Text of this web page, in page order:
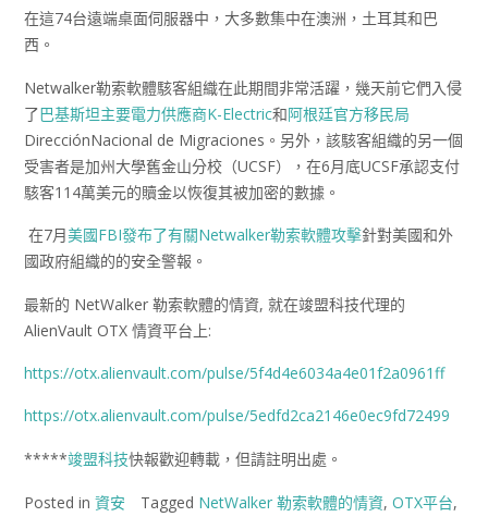
在這74台遠端桌面伺服器中，大多數集中在澳洲，土耳其和巴
西。
Netwalker勒索軟體駭客組織在此期間非常活躍，幾天前它們入侵
了巴基斯坦主要電力供應商K-Electric和阿根廷官方移民局
DirecciónNacional de Migraciones。另外，該駭客組織的另一個
受害者是加州大學舊金山分校（UCSF），在6月底UCSF承認支付
駭客114萬美元的贖金以恢復其被加密的數據。
在7月美國FBI發布了有關Netwalker勒索軟體攻擊針對美國和外
國政府組織的的安全警報。
最新的 NetWalker 勒索軟體的情資, 就在竣盟科技代理的
AlienVault OTX 情資平台上:
https://otx.alienvault.com/pulse/5f4d4e6034a4e01f2a0961ff
https://otx.alienvault.com/pulse/5edfd2ca2146e0ec9fd72499
*****竣盟科技快報歡迎轉載，但請註明出處。
Posted in 資安 Tagged NetWalker 勒索軟體的情資, OTX平台,